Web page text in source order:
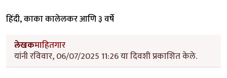
हिंदी, काका कालेलकर आणि ३ वर्षे
लेखकमाहितगार
यांनी रविवार, 06/07/2025 11:26 या दिवशी प्रकाशित केले.